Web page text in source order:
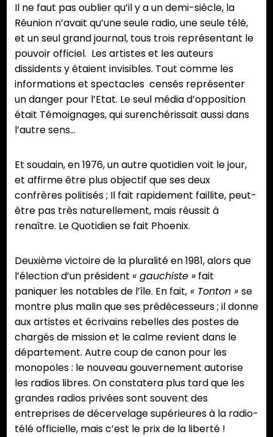
Il ne faut pas oublier qu’il y a un demi-siècle, la
Réunion n’avait qu’une seule radio, une seule télé,
et un seul grand journal, tous trois représentant le
pouvoir officiel. Les artistes et les auteurs
dissidents y étaient invisibles. Tout comme les
informations et spectacles censés représenter
un danger pour l’Etat. Le seul média d’opposition
était Témoignages, qui surenchérissait aussi dans
l’autre sens…
Et soudain, en 1976, un autre quotidien voit le jour,
et affirme être plus objectif que ses deux
confrères politisés ; Il fait rapidement faillite, peut-
être pas très naturellement, mais réussit à
renaître. Le Quotidien se fait Phoenix.
Deuxième victoire de la pluralité en 1981, alors que
l’élection d’un président « gauchiste » fait
paniquer les notables de l’île. En fait, « Tonton » se
montre plus malin que ses prédécesseurs ; il donne
aux artistes et écrivains rebelles des postes de
chargés de mission et le calme revient dans le
département. Autre coup de canon pour les
monopoles : le nouveau gouvernement autorise
les radios libres. On constatera plus tard que les
grandes radios privées sont souvent des
entreprises de décervelage supérieures à la radio-
télé officielle, mais c’est le prix de la liberté !